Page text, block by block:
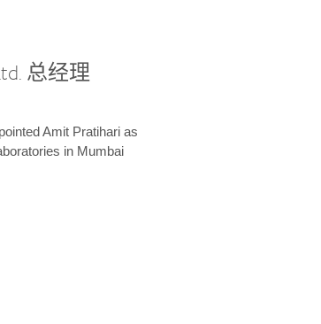
总经理
Amit Pratihari as
in Mumbai